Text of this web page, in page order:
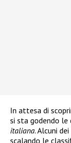
In attesa di
si sta godendo le
italiana. Alcuni
scalando le